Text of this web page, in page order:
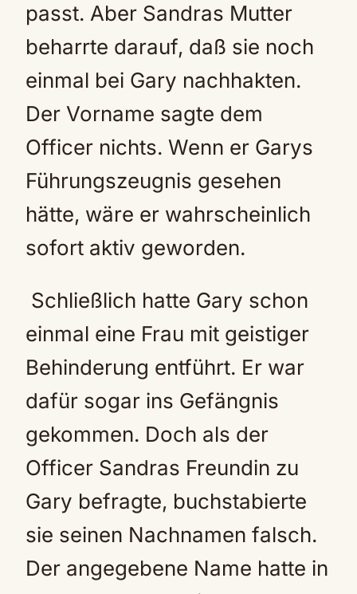
passt. Aber Sandras Mutter
beharrte darauf, daß sie noch
einmal bei Gary nachhakten.
Der Vorname sagte dem
Officer nichts. Wenn er Garys
Führungszeugnis gesehen
hätte, wäre er wahrscheinlich
sofort aktiv geworden.
Schließlich hatte Gary schon
einmal eine Frau mit geistiger
Behinderung entführt. Er war
dafür sogar ins Gefängnis
gekommen. Doch als der
Officer Sandras Freundin zu
Gary befragte, buchstabierte
sie seinen Nachnamen falsch.
Der angegebene Name hatte in